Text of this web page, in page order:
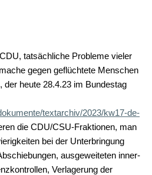
tatsächliche Probleme vieler
gegen geflüchtete Menschen
der heute 28.4.23 im Bundestag
textarchiv/2023/kw17-de-
die CDU/CSU-Fraktionen, man
bei der Unterbringung
ausgeweiteten inner-
Verlagerung der